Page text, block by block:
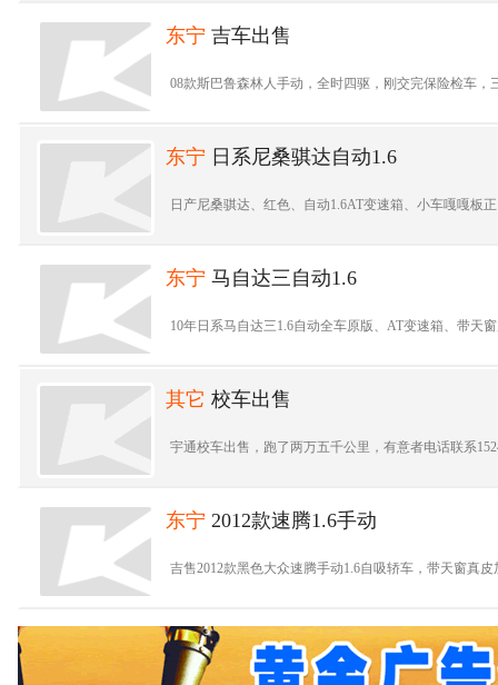
东宁 吉车出售
08款斯巴鲁森林人手动，全时四驱，刚交完保险检车
东宁 日系尼桑骐达自动1.6
日产尼桑骐达、红色、自动1.6AT变速箱、小车嘎嘎板
东宁 马自达三自动1.6
10年日系马自达三1.6自动全车原版、AT变速箱、带天
其它 校车出售
宇通校车出售，跑了两万五千公里，有意者电话联系
东宁 2012款速腾1.6手动
吉售2012款黑色大众速腾手动1.6自吸轿车，带天窗真